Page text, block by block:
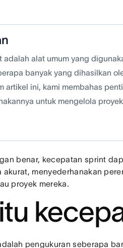
adalah alat umum yang
banyak yang dihasilkan
artikel ini, kami membahas
untuk mengelola
benar, kecepatan sprint
akurat, menyederhanakan
proyek mereka.
pengukuran seberapa